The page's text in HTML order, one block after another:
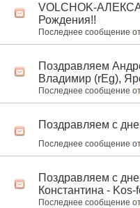
VOLCHOK-
Рождения!!
Последнее сообщение
Поздравляем
Владимир (rEg),
Последнее сообщение
Поздравляем с
Последнее сообщение
Поздравляем с
Константина - Kos-
Последнее сообщение